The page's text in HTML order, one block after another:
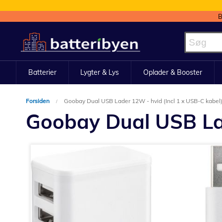
to
Content
Batterier Lygter & Lys Oplader & Booster
Forsiden Goobay Dual USB Lader 12W - hvid (Incl 1 x USB-C kabel)
Goobay Dual USB
slutningen
billedgalleriet